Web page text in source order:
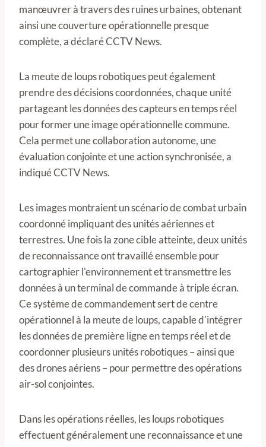
manœuvrer à travers des ruines urbaines, obtenant
ainsi une couverture opérationnelle presque
complète, a déclaré CCTV News.
La meute de loups robotiques peut également
prendre des décisions coordonnées, chaque unité
partageant les données des capteurs en temps réel
pour former une image opérationnelle commune.
Cela permet une collaboration autonome, une
évaluation conjointe et une action synchronisée, a
indiqué CCTV News.
Les images montraient un scénario de combat urbain
coordonné impliquant des unités aériennes et
terrestres. Une fois la zone cible atteinte, deux unités
de reconnaissance ont travaillé ensemble pour
cartographier l'environnement et transmettre les
données à un terminal de commande à triple écran.
Ce système de commandement sert de centre
opérationnel à la meute de loups, capable d'intégrer
les données de première ligne en temps réel et de
coordonner plusieurs unités robotiques – ainsi que
des drones aériens – pour permettre des opérations
air-sol conjointes.
Dans les opérations réelles, les loups robotiques
effectuent généralement une reconnaissance et une